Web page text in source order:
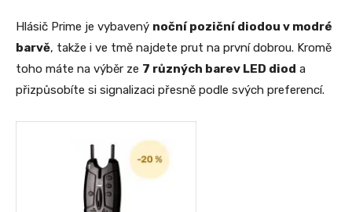
Hlásič Prime je vybavený noční poziční diodou v modré
barvě, takže i ve tmě najdete prut na první dobrou. Kromě
toho máte na výběr ze 7 různých barev LED diod a
přizpůsobíte si signalizaci přesně podle svých preferencí.